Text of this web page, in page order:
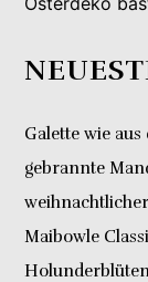
Galette wie
gebrannte
Maibowle